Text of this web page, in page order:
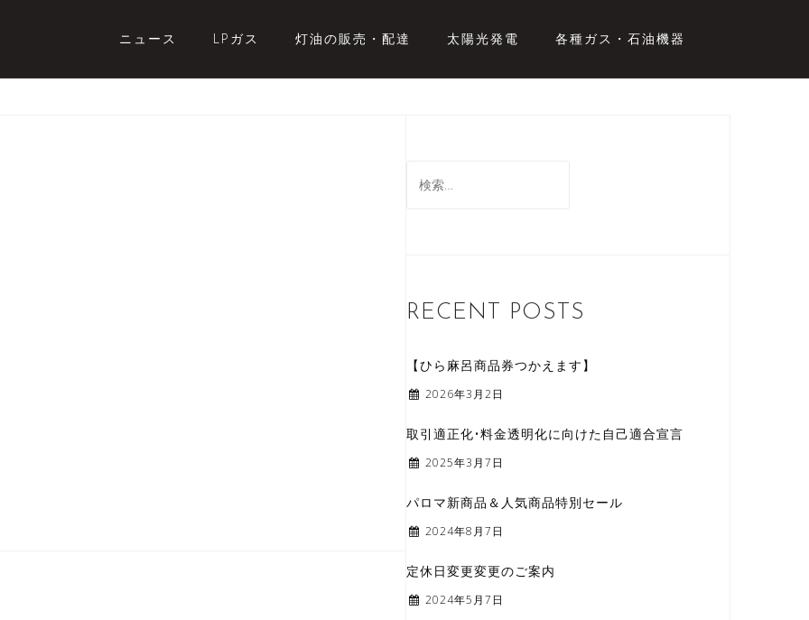
ニュース LPガス 灯油の販売・配達 太陽光発電 各種ガス・石油機器
RECENT POSTS
【ひら麻呂商品券つかえます】
2026年3月2日
取引適正化•料金透明化に向けた自己適合宣言
2025年3月7日
パロマ新商品＆人気商品特別セール
2024年8月7日
定休日変更変更のご案内
2024年5月7日